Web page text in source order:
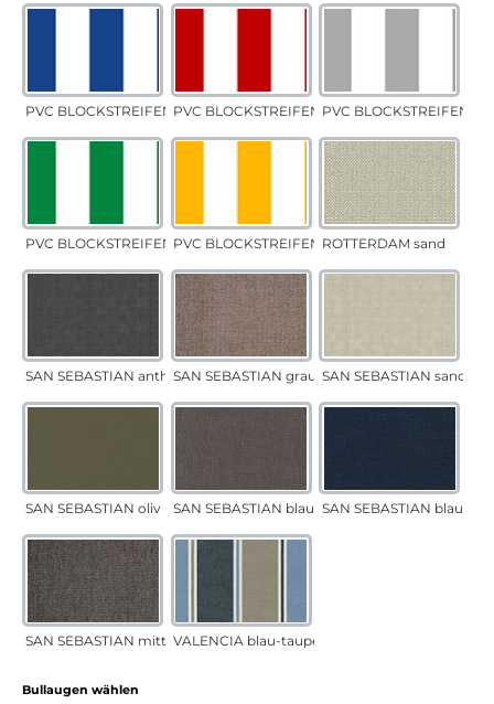
PVC BLOCKSTREIFEN blauPVC BLOCKSTREIFEN rotPVC BLOCKSTREIFEN
PVC BLOCKSTREIFEN grünPVC BLOCKSTREIFEN gelbROTTERDAM sand
SAN SEBASTIAN anthrazitSAN SEBASTIAN grau-sandSAN SEBASTIAN sand
SAN SEBASTIAN oliv SAN SEBASTIAN blau-sandSAN SEBASTIAN blau
SAN SEBASTIAN mittelgrauVALENCIA blau-taupe
Bullaugen wählen